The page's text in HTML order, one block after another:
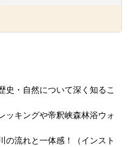
史・自然について深く知るこ
ッキングや帝釈峡森林浴ウォ
の流れと一体感！（インスト